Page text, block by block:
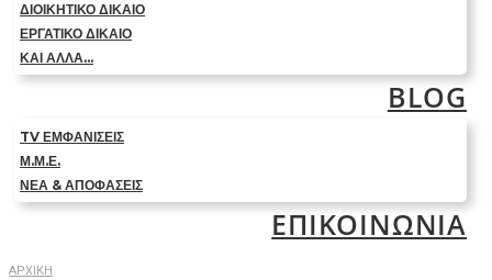
ΔΙΟΙΚΗΤΙΚΟ ΔΙΚΑΙΟ
ΕΡΓΑΤΙΚΟ ΔΙΚΑΙΟ
ΚΑΙ ΑΛΛΑ…
BLOG
TV ΕΜΦΑΝΙΣΕΙΣ
Μ.Μ.Ε.
ΝΕΑ & ΑΠΟΦΑΣΕΙΣ
ΕΠΙΚΟΙΝΩΝΙΑ
ΑΡΧΙΚΗ